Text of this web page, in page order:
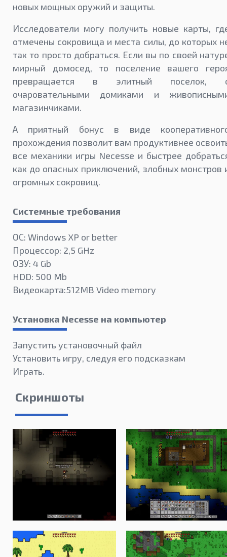
новых мощных оружий и защиты.
Исследователи могу получить новые карты,
отмечены сокровища и места силы, до которых
так то просто добраться. Если вы по своей
мирный домосед, то поселение вашего
превращается в элитный поселок,
очаровательными домиками и
магазинчиками.
А приятный бонус в виде
прохождения позволит вам продуктивнее
все механики игры Necesse и быстрее
как до опасных приключений, злобных монстров
огромных сокровищ.
Системные требования
ОС: Windows XP or better
Процессор: 2,5 GHz
ОЗУ: 4 Gb
HDD: 500 Mb
Видеокарта:512MB Video memory
Установка Necesse на компьютер
Запустить установочный файл
Установить игру, следуя его подсказкам
Играть.
Скриншоты